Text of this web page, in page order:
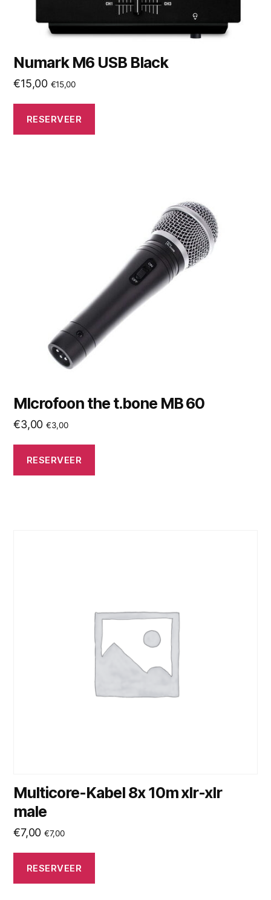
Numark M6 USB Black
€15,00 €15,00
RESERVEER
MIcrofoon the t.bone MB 60
€3,00 €3,00
RESERVEER
Multicore-Kabel 8x 10m xlr-xlr
male
€7,00 €7,00
RESERVEER